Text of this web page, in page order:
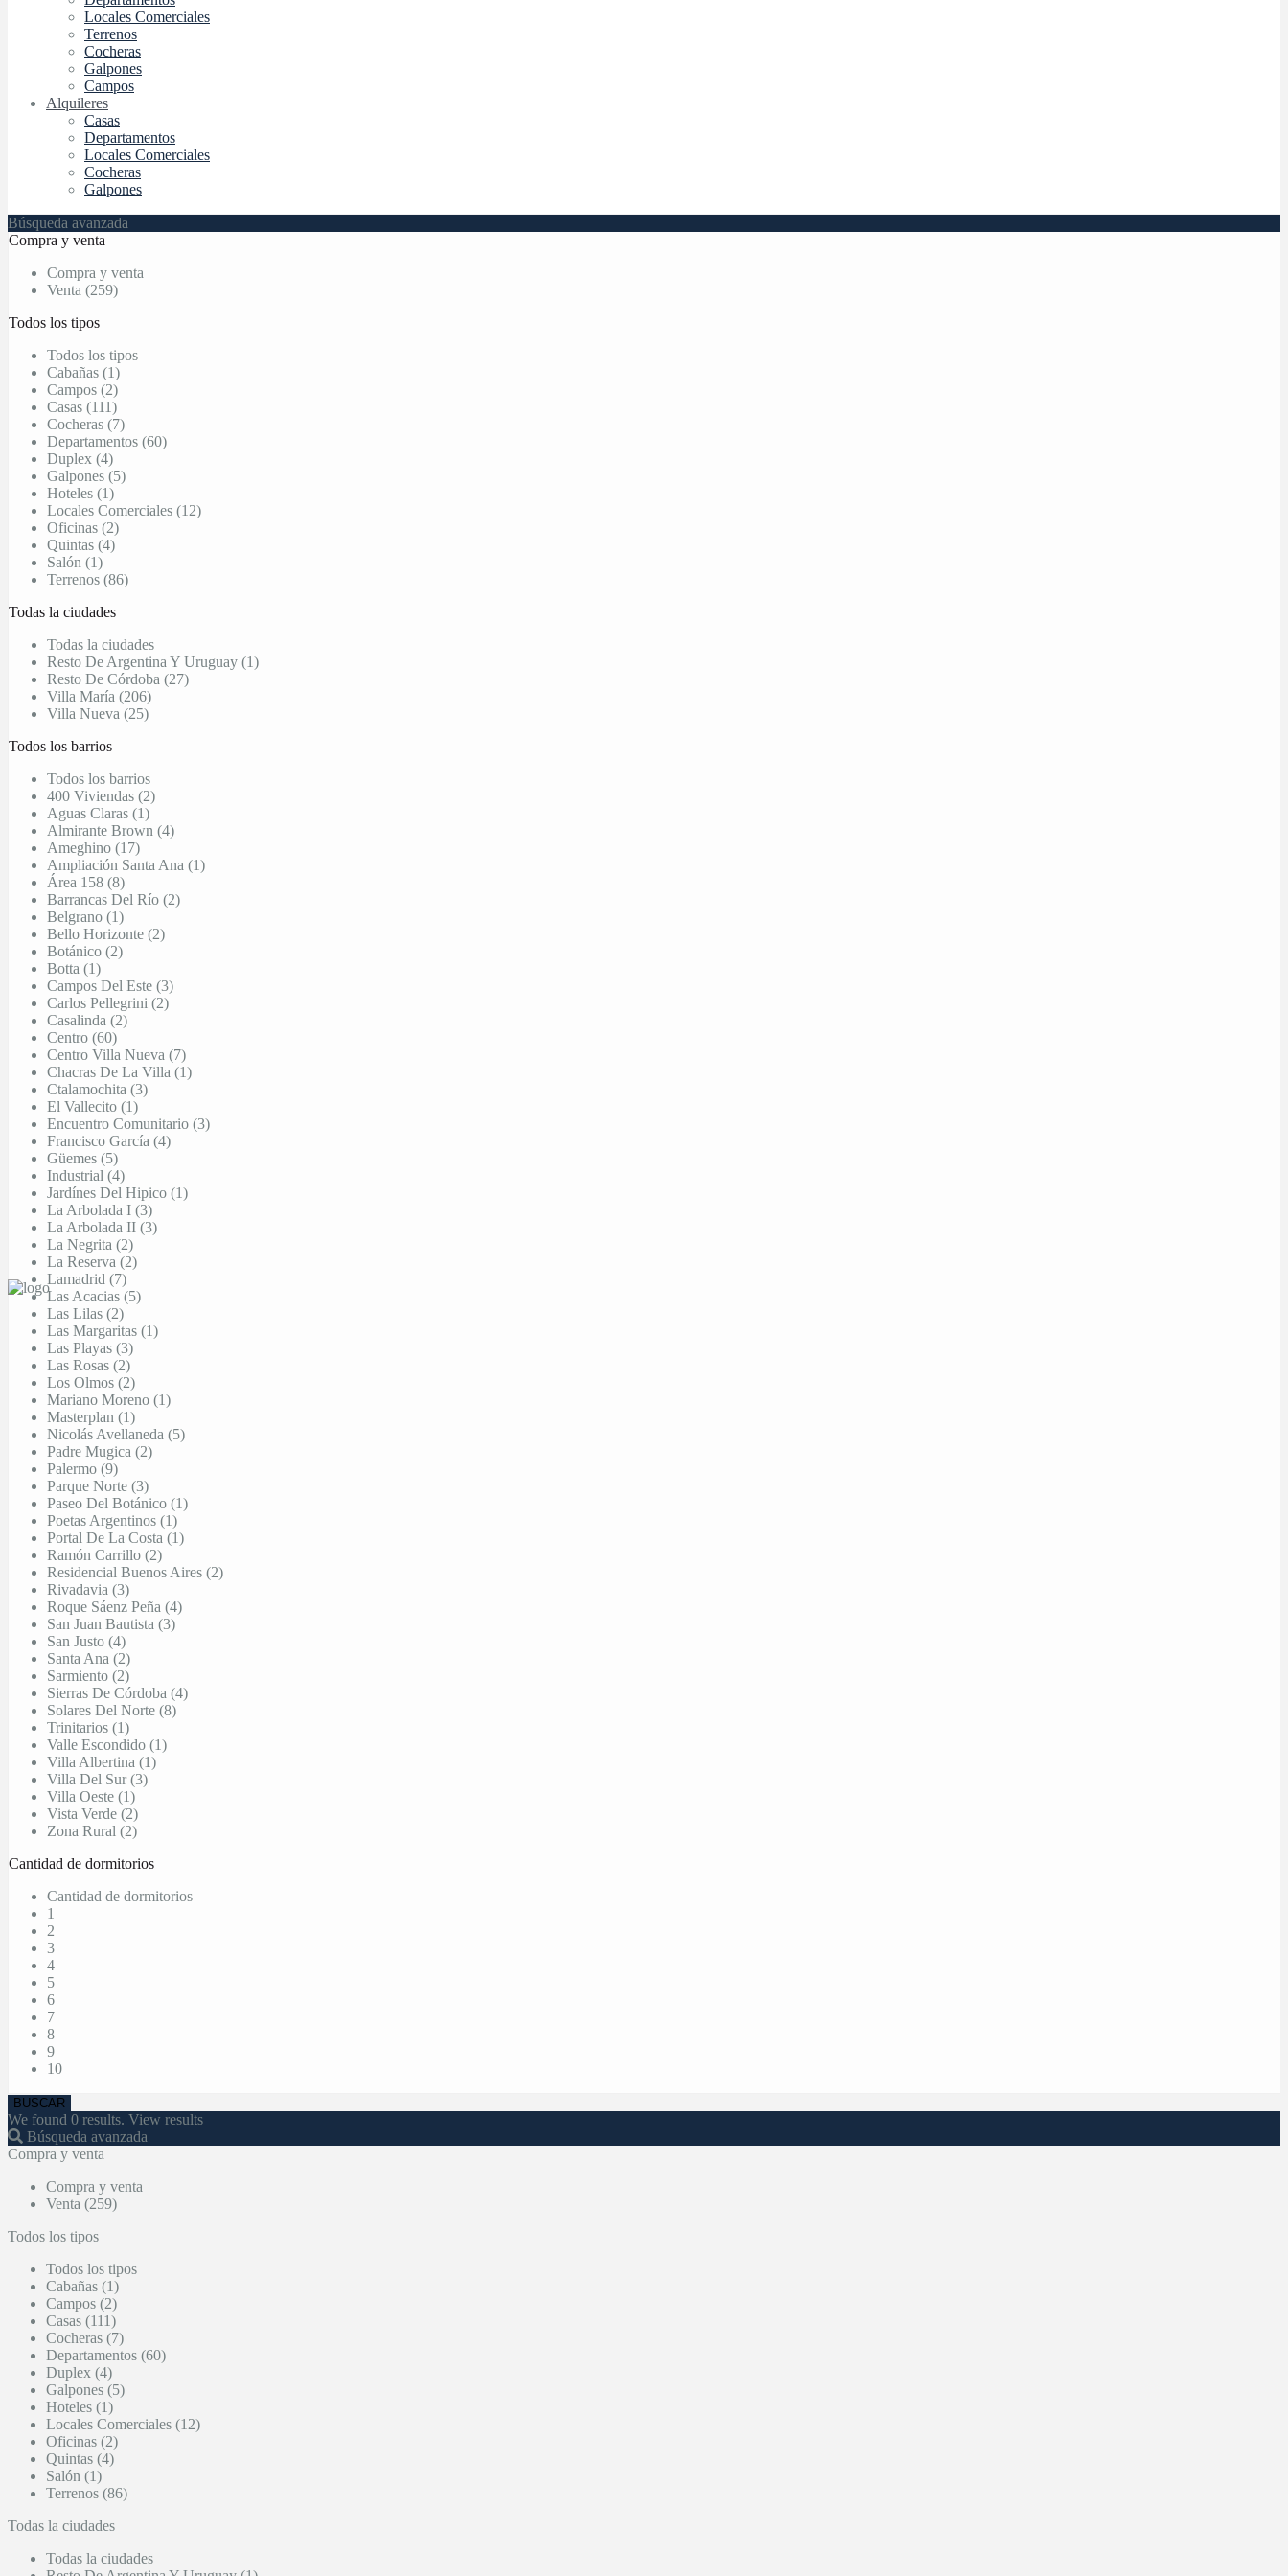
Locales Comerciales
Terrenos
Cocheras
Galpones
Campos
Alquileres
Casas
Departamentos
Locales Comerciales
Cocheras
Galpones
Búsqueda avanzada
Compra y venta
Compra y venta
Venta (259)
Todos los tipos
Todos los tipos
Cabañas (1)
Campos (2)
Casas (111)
Cocheras (7)
Departamentos (60)
Duplex (4)
Galpones (5)
Hoteles (1)
Locales Comerciales (12)
Oficinas (2)
Quintas (4)
Salón (1)
Terrenos (86)
Todas la ciudades
Todas la ciudades
Resto De Argentina Y Uruguay (1)
Resto De Córdoba (27)
Villa María (206)
Villa Nueva (25)
Todos los barrios
Todos los barrios
400 Viviendas (2)
Aguas Claras (1)
Almirante Brown (4)
Ameghino (17)
Ampliación Santa Ana (1)
Área 158 (8)
Barrancas Del Río (2)
Belgrano (1)
Bello Horizonte (2)
Botánico (2)
Botta (1)
Campos Del Este (3)
Carlos Pellegrini (2)
Casalinda (2)
Centro (60)
Centro Villa Nueva (7)
Chacras De La Villa (1)
Ctalamochita (3)
El Vallecito (1)
Encuentro Comunitario (3)
Francisco García (4)
Güemes (5)
Industrial (4)
Jardínes Del Hipico (1)
La Arbolada I (3)
La Arbolada II (3)
La Negrita (2)
La Reserva (2)
Lamadrid (7)
Las Acacias (5)
Las Lilas (2)
Las Margaritas (1)
Las Playas (3)
Las Rosas (2)
Los Olmos (2)
Mariano Moreno (1)
Masterplan (1)
Nicolás Avellaneda (5)
Padre Mugica (2)
Palermo (9)
Parque Norte (3)
Paseo Del Botánico (1)
Poetas Argentinos (1)
Portal De La Costa (1)
Ramón Carrillo (2)
Residencial Buenos Aires (2)
Rivadavia (3)
Roque Sáenz Peña (4)
San Juan Bautista (3)
San Justo (4)
Santa Ana (2)
Sarmiento (2)
Sierras De Córdoba (4)
Solares Del Norte (8)
Trinitarios (1)
Valle Escondido (1)
Villa Albertina (1)
Villa Del Sur (3)
Villa Oeste (1)
Vista Verde (2)
Zona Rural (2)
Cantidad de dormitorios
Cantidad de dormitorios
1
2
3
4
5
6
7
8
9
10
We found 0 results. View results
Búsqueda avanzada
Compra y venta
Compra y venta
Venta (259)
Todos los tipos
Todos los tipos
Cabañas (1)
Campos (2)
Casas (111)
Cocheras (7)
Departamentos (60)
Duplex (4)
Galpones (5)
Hoteles (1)
Locales Comerciales (12)
Oficinas (2)
Quintas (4)
Salón (1)
Terrenos (86)
Todas la ciudades
Todas la ciudades